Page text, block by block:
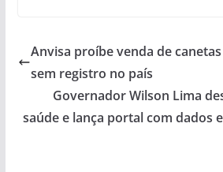
Anvisa proíbe venda de
sem registro no país
Governador Wilson Lima
saúde e lança portal com dados